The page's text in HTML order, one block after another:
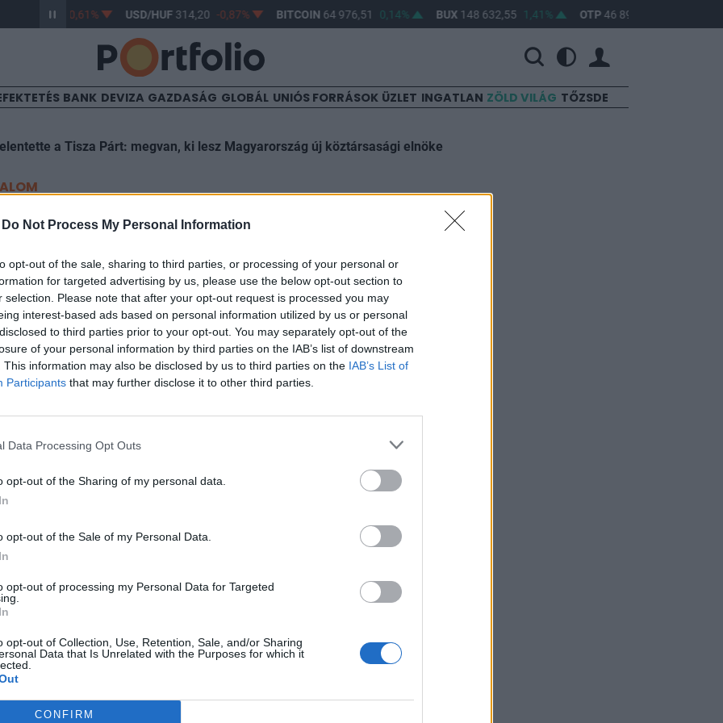
Do Not Process My Personal Information
opt-out of the sale, sharing to third parties, or processing of your personal or
for targeted advertising by us, please use the below opt-out section to
selection. Please note that after your opt-out request is processed you may
interest-based ads based on personal information utilized by us or personal
to third parties prior to your opt-out. You may separately opt-out of the
of your personal information by third parties on the IAB’s list of downstream
This information may also be disclosed by us to third parties on the IAB’s List of
Participants that may further disclose it to other third parties.
Data Processing Opt Outs
opt-out of the Sharing of my personal data.
opt-out of the Sale of my Personal Data.
opt-out of processing my Personal Data for Targeted
opt-out of Collection, Use, Retention, Sale, and/or Sharing
Data that Is Unrelated with the Purposes for which it
CONFIRM
363,17 -0,61% USD/HUF314,20 -0,87% BITCOIN64 976,51 0,14% BUX148 632,55 1,41% OTP46 890
BANK DEVIZA GAZDASÁG GLOBÁL UNIÓS FORRÁSOK ÜZLET INGATLAN ZÖLD VILÁG TŐZSDE
a Tisza Párt: megvan, ki lesz Magyarország új köztársasági elnöke
feletti a munkanélküliség heti
az USA-ban
az újonnan munkanélküli segélyért folyamodók száma az elmúlt héten az USA-
haladta meg az azt megelôzô hét 275,000 fôs adatát. Az elemzôi várakozásokból
portfolio.hu hírarchívumához tartozik, melynek olvasása előfizetéses
tartalmazza:
elmúlt 2 év napon belüli
Előfizetés
VAGY? BEJELENTKEZÉS